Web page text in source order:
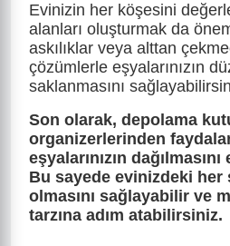
Evinizin her köşesini
alanları oluşturmak da
askılıklar veya alttan
çözümlerle eşyalarınızın
saklanmasını
Son olarak, depolama
organizerlerinden
eşyalarınızın
Bu sayede evinizdeki
olmasını sağlayabilir ve
tarzına adım atabilirsiniz.